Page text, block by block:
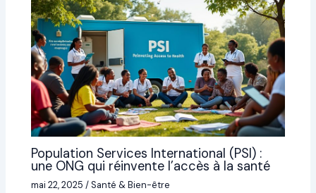
Population Services International (PSI) :
une ONG qui réinvente l’accès à la santé
mai 22, 2025/Santé & Bien-être